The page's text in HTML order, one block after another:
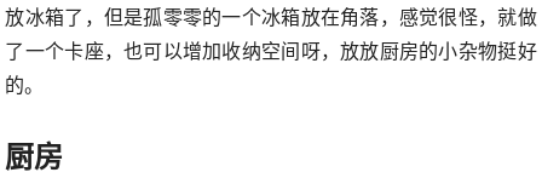
放冰箱了，但是孤零零的一个冰箱放在角落，感觉很怪，就做
了一个卡座，也可以增加收纳空间呀，放放厨房的小杂物挺好
的。
厨房